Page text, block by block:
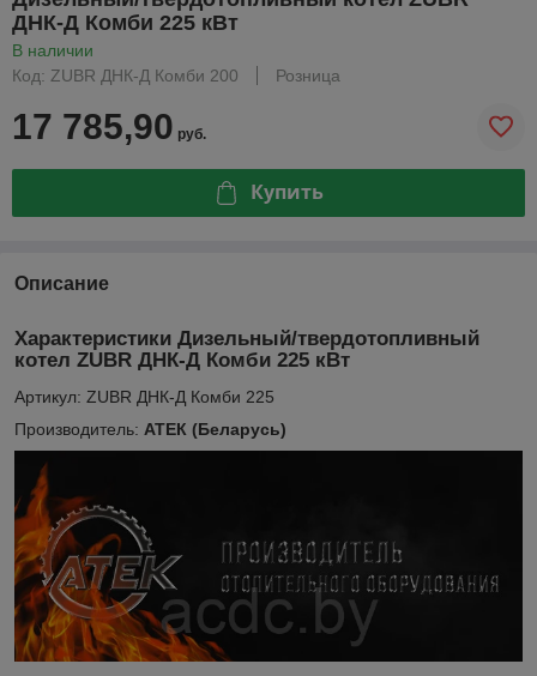
ДНК-Д Комби 225 кВт
В наличии
Код: ZUBR ДНК-Д Комби 200
Розница
17 785,90 руб.
Купить
Описание
Характеристики Дизельный/твердотопливный
котел ZUBR ДНК-Д Комби 225 кВт
Артикул: ZUBR ДНК-Д Комби 225
Производитель: АТЕК (Беларусь)